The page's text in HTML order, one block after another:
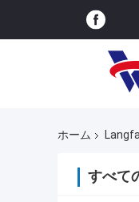
ホーム
すべて